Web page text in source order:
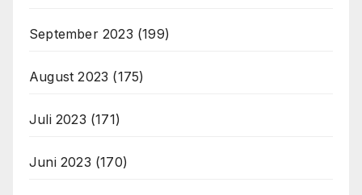
September 2023 (199)
August 2023 (175)
Juli 2023 (171)
Juni 2023 (170)